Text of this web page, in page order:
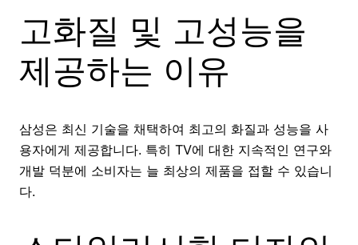
고화질 및 고성능을
제공하는 이유
삼성은 최신 기술을 채택하여 최고의 화질과 성능을 사
용자에게 제공합니다. 특히 TV에 대한 지속적인 연구와
개발 덕분에 소비자는 늘 최상의 제품을 접할 수 있습니
다.